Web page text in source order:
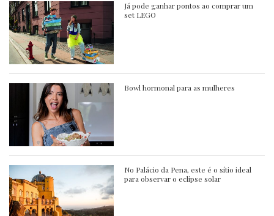
Já pode ganhar pontos ao comprar um
set LEGO
Bowl hormonal para as mulheres
No Palácio da Pena, este é o sítio ideal
para observar o eclipse solar